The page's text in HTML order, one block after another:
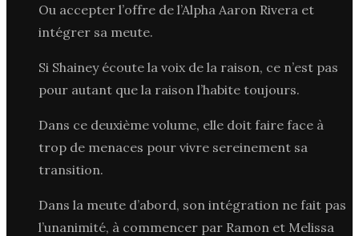
Ou accepter l’offre de l’Alpha Aaron Rivera et
intégrer sa meute.
Si Shainey écoute la voix de la raison, ce n’est pas
pour autant que la raison l’habite toujours.
Dans ce deuxième volume, elle doit faire face à
trop de menaces pour vivre sereinement sa
transition.
Dans la meute d’abord, son intégration ne fait pas
l’unanimité, à commencer par Ramon et Melissa